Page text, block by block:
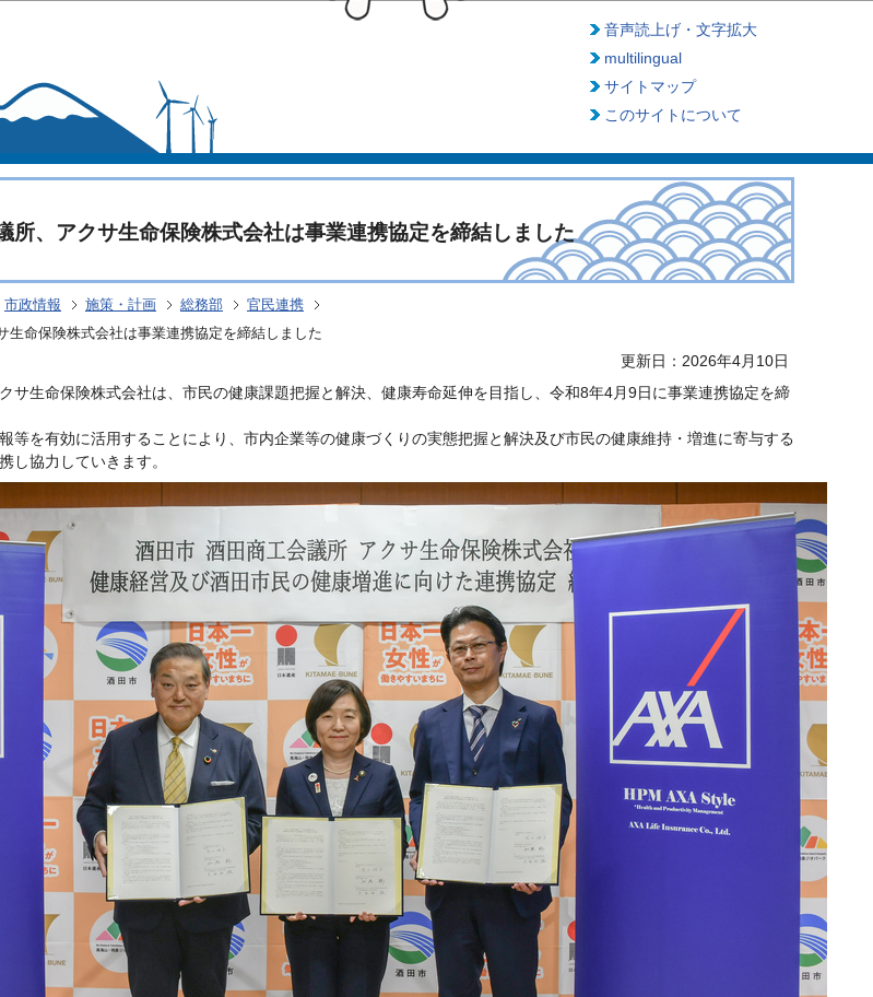
音声読上げ・文字拡大
multilingual
サイトマップ
このサイトについて
所、アクサ生命保険株式会社は事業連携協定を締結しました
市政情報 施策・計画 総務部
官民連携
生命保険株式会社は事業連携協定を締結しました
更新日：2026年4月10日
サ生命保険株式会社は、市民の健康課題把握と解決、健康寿命延伸を目指し、令和8年4月9日に事業連携協定を締
等を有効に活用することにより、市内企業等の健康づくりの実態把握と解決及び市民の健康維持・増進に寄与する
し協力していきます。